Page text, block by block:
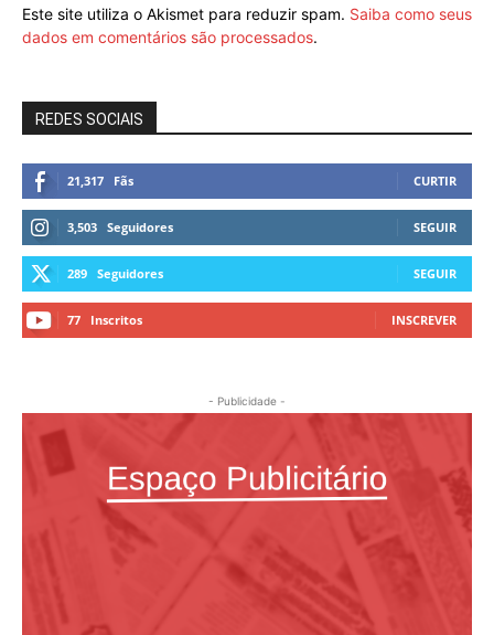
Este site utiliza o Akismet para reduzir spam. Saiba como seus
dados em comentários são processados.
REDES SOCIAIS
21,317 Fãs CURTIR
3,503 Seguidores SEGUIR
289 Seguidores SEGUIR
77 Inscritos INSCREVER
- Publicidade -